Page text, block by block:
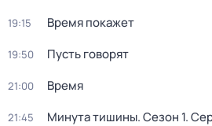
19:15 Время покажет
19:50 Пусть говорят
21:00 Время
21:45 Минута тишины. Сезон 1.